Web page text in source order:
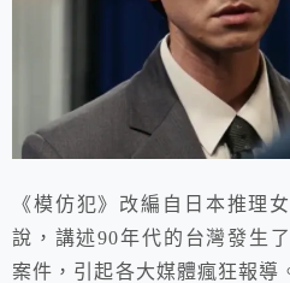
《模仿犯》改編自日本推理
說，講述90年代的台灣發生
案件，引起各大媒體瘋狂報導